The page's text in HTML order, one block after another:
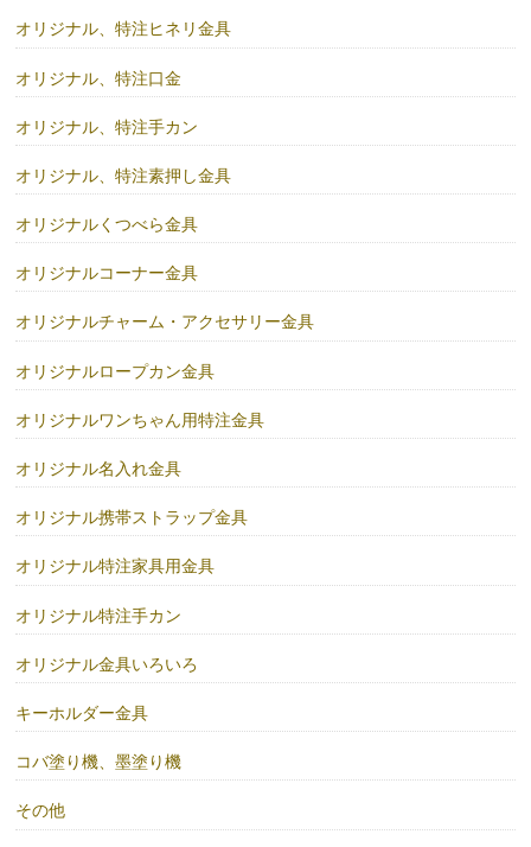
オリジナル、特注ヒネリ金具
オリジナル、特注口金
オリジナル、特注手カン
オリジナル、特注素押し金具
オリジナルくつべら金具
オリジナルコーナー金具
オリジナルチャーム・アクセサリー金具
オリジナルロープカン金具
オリジナルワンちゃん用特注金具
オリジナル名入れ金具
オリジナル携帯ストラップ金具
オリジナル特注家具用金具
オリジナル特注手カン
オリジナル金具いろいろ
キーホルダー金具
コバ塗り機、墨塗り機
その他